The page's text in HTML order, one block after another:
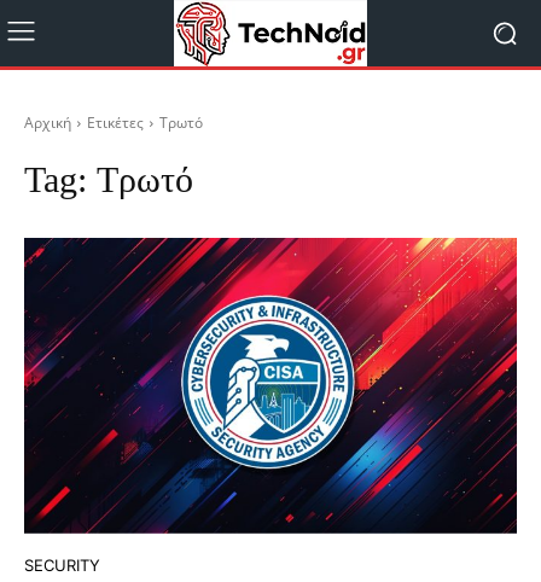
Αρχική Ετικέτες Τρωτό
Tag: Τρωτό
SECURITY